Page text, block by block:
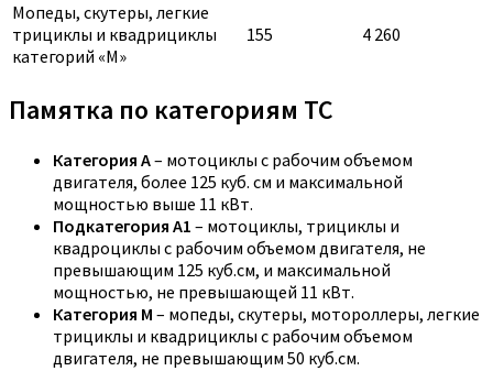
Мопеды, скутеры, легкие
трициклы и квадрициклы
категорий «M»
155 4 260
Памятка по категориям ТС
Категория A– мотоциклы с рабочим объемом
двигателя, более 125 куб. см и максимальной
мощностью выше 11 кВт.
Подкатегория A1 – мотоциклы, трициклы и
квадроциклы с рабочим объемом двигателя, не
превышающим 125 куб.см, и максимальной
мощностью, не превышающей 11 кВт.
Категория M – мопеды, скутеры, мотороллеры, легкие
трициклы и квадрициклы с рабочим объемом
двигателя, не превышающим 50 куб.см.